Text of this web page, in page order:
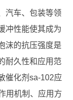
汽车、包装等领
冲性能使其成为
沫的抗压强度是
耐久性和应用范
催化剂sa-102应
用机制、应用方